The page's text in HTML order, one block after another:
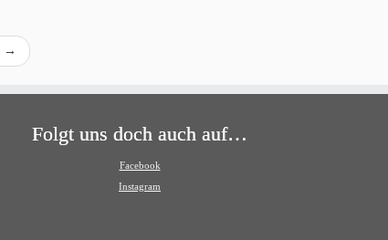
→
Folgt uns doch auch auf…
Facebook
Instagram